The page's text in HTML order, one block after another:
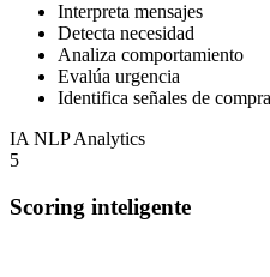
Interpreta mensajes
Detecta necesidad
Analiza comportamiento
Evalúa urgencia
Identifica señales de compra
IA NLP Analytics
5
Scoring inteligente